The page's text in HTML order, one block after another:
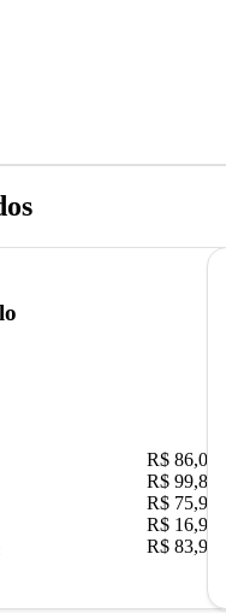
R$ 86,00
R$ 99,89
R$ 75,90
R$ 16,90
R$ 83,90